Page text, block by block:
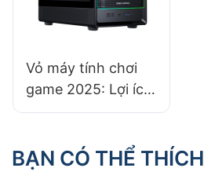
Vỏ máy tính chơi
game 2025: Lợi ích
của việc chọn vỏ
BẠN CÓ THỂ THÍCH